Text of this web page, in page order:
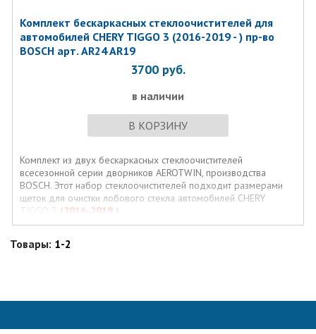
Комплект бескаркасных стеклоочистителей для
автомобилей CHERY TIGGO 3 (2016-2019 - ) пр-во
BOSCH арт. AR24 AR19
3700 руб.
в наличии
В КОРЗИНУ
Комплект из двух бескаркасных стеклоочистителей
всесезонной серии дворников AEROTWIN, производства
BOSCH. Этот набор стеклоочистителей подходит размерами
щеток для очистки лобового стекла автомобилей CHERY
TIGGO 3 (2016-2019 )
Товары: 1-2